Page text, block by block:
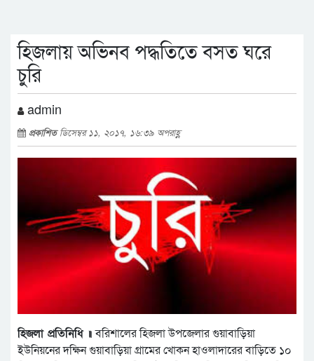
হিজলায় অভিনব পদ্ধতিতে বসত ঘরে
চুরি
admin
প্রকাশিতডিসেম্বর ১১, ২০১৭, ১৬:৩৯ অপরাহ্ণ
হিজলা প্রতিনিধি ॥বরিশালের হিজলা উপজেলার গুয়াবাড়িয়া
ইউনিয়নের দক্ষিন গুয়াবাড়িয়া গ্রামের খোকন হাওলাদারের বাড়িতে ১০